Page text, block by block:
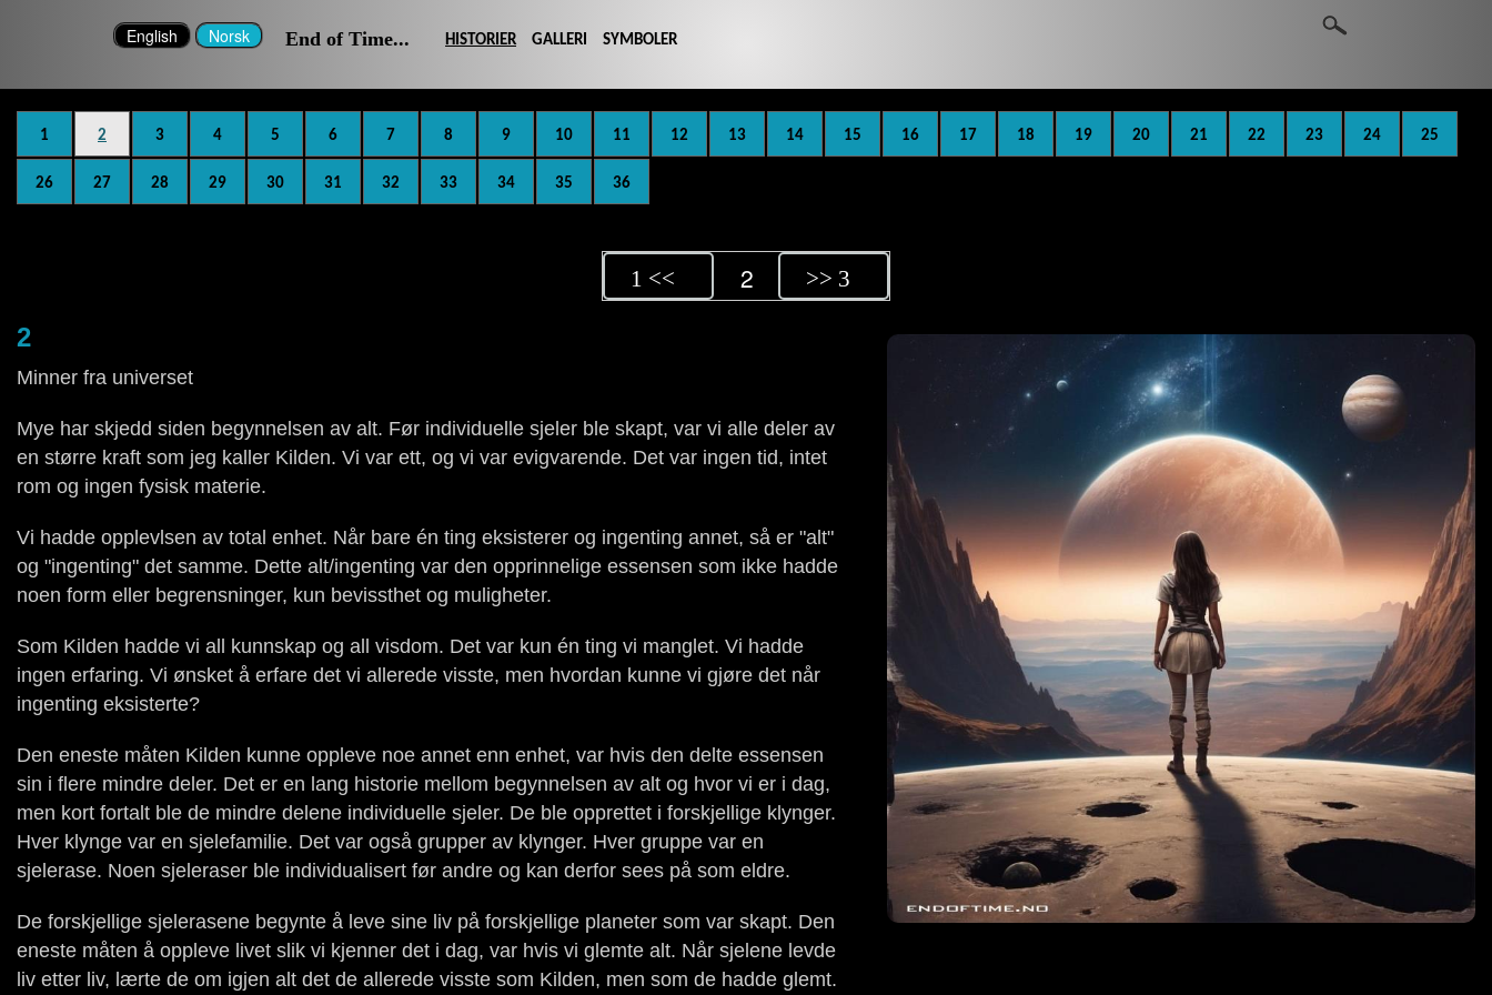
End of Time... HISTORIER GALLERI SYMBOLER
1 2 3 4 5 6 7 8 9 10 11 12 13 14 15 16 17 18 19 20 21 22 23 24 25
26 27 28 29 30 31 32 33 34 35 36
1 << 2 >> 3
2
Minner fra universet
Mye har skjedd siden begynnelsen av alt. Før individuelle sjeler ble skapt, var vi alle deler av
en større kraft som jeg kaller Kilden. Vi var ett, og vi var evigvarende. Det var ingen tid, intet
rom og ingen fysisk materie.
Vi hadde opplevlsen av total enhet. Når bare én ting eksisterer og ingenting annet, så er "alt"
og "ingenting" det samme. Dette alt/ingenting var den opprinnelige essensen som ikke hadde
noen form eller begrensninger, kun bevissthet og muligheter.
Som Kilden hadde vi all kunnskap og all visdom. Det var kun én ting vi manglet. Vi hadde
ingen erfaring. Vi ønsket å erfare det vi allerede visste, men hvordan kunne vi gjøre det når
ingenting eksisterte?
Den eneste måten Kilden kunne oppleve noe annet enn enhet, var hvis den delte essensen
sin i flere mindre deler. Det er en lang historie mellom begynnelsen av alt og hvor vi er i dag,
men kort fortalt ble de mindre delene individuelle sjeler. De ble opprettet i forskjellige klynger.
Hver klynge var en sjelefamilie. Det var også grupper av klynger. Hver gruppe var en
sjelerase. Noen sjeleraser ble individualisert før andre og kan derfor sees på som eldre.
De forskjellige sjelerasene begynte å leve sine liv på forskjellige planeter som var skapt. Den
eneste måten å oppleve livet slik vi kjenner det i dag, var hvis vi glemte alt. Når sjelene levde
liv etter liv, lærte de om igjen alt det de allerede visste som Kilden, men som de hadde glemt.